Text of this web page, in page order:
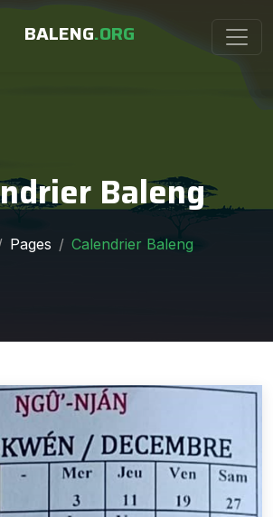
BALENG.ORG
Baleng
Pages Calendrier Baleng